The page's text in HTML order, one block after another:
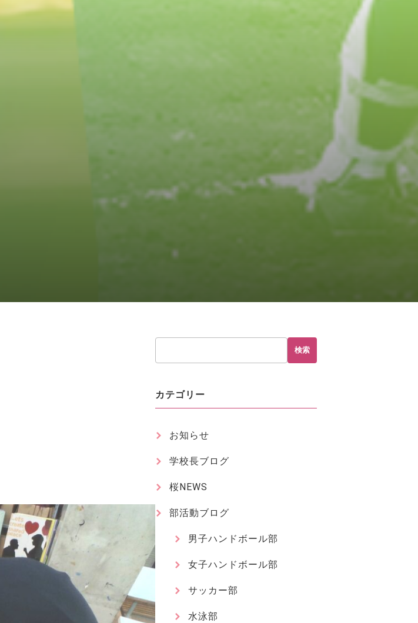
検索
カテゴリー
お知らせ
学校長ブログ
桜NEWS
部活動ブログ
男子ハンドボール部
女子ハンドボール部
サッカー部
水泳部